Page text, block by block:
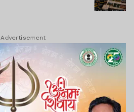
Advertisement